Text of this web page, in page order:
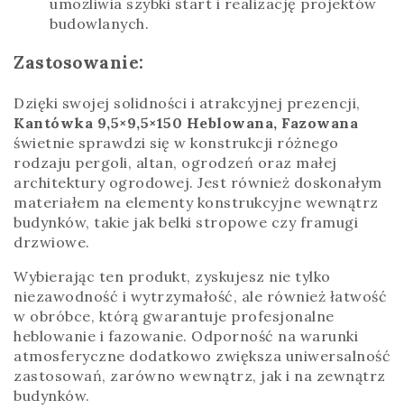
umożliwia szybki start i realizację projektów
budowlanych.
Zastosowanie:
Dzięki swojej solidności i atrakcyjnej prezencji,
Kantówka 9,5×9,5×150 Heblowana, Fazowana
świetnie sprawdzi się w konstrukcji różnego
rodzaju pergoli, altan, ogrodzeń oraz małej
architektury ogrodowej. Jest również doskonałym
materiałem na elementy konstrukcyjne wewnątrz
budynków, takie jak belki stropowe czy framugi
drzwiowe.
Wybierając ten produkt, zyskujesz nie tylko
niezawodność i wytrzymałość, ale również łatwość
w obróbce, którą gwarantuje profesjonalne
heblowanie i fazowanie. Odporność na warunki
atmosferyczne dodatkowo zwiększa uniwersalność
zastosowań, zarówno wewnątrz, jak i na zewnątrz
budynków.